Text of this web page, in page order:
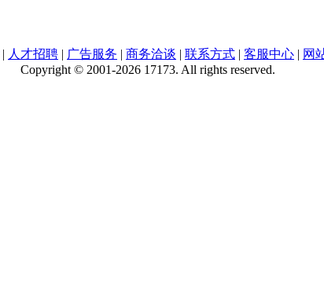
| 人才招聘 | 广告服务 | 商务洽谈 | 联系方式 | 客服中心 | 网
Copyright © 2001-2026 17173. All rights reserved.